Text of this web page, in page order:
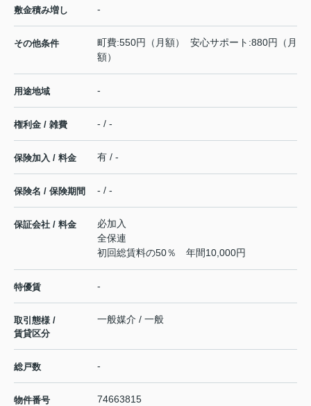
敷金積み増し -
その他条件
町費:550円（月額） 安心サポート:880円（月
額）
用途地域 -
権利金 / 雑費 - / -
保険加入 / 料金 有 / -
保険名 / 保険期間 - / -
保証会社 / 料金
必加入
全保連
初回総賃料の50％ 年間10,000円
特優賃 -
取引態様 /
賃貸区分
一般媒介 / 一般
総戸数 -
物件番号 74663815